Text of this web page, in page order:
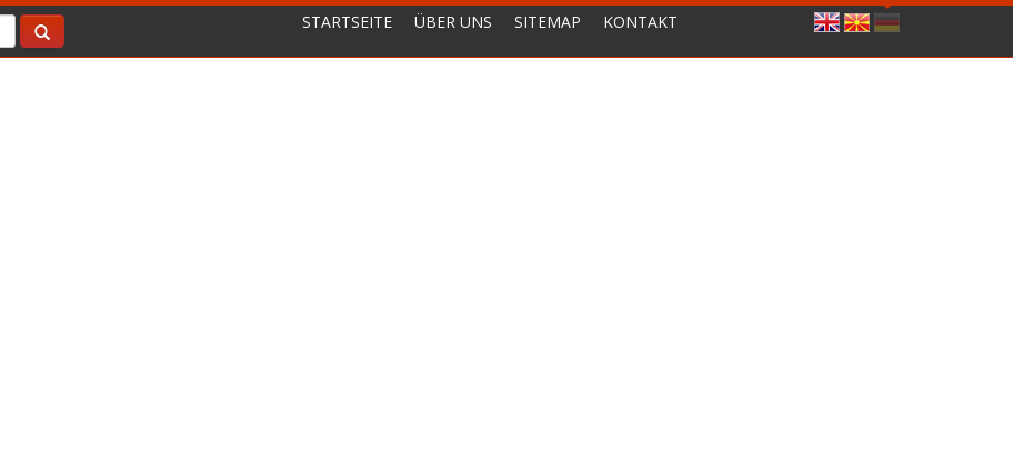
STARTSEITE ÜBER UNS SITEMAP KONTAKT